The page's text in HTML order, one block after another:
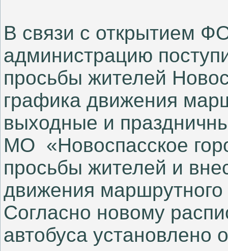
В связи с открытием
администрацию
просьбы жителей
графика движения
выходные и
МО «Новоспасское
просьбы жителей и
движения маршрутного
Согласно новому
автобуса установлено